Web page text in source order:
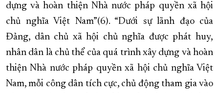
dựng và hoàn thiện Nhà nước pháp quyền xã hội
chủ nghĩa Việt Nam”(6). “Dưới sự lãnh đạo của
Đảng, dân chủ xã hội chủ nghĩa được phát huy,
nhân dân là chủ thể của quá trình xây dựng và hoàn
thiện Nhà nước pháp quyền xã hội chủ nghĩa Việt
Nam, mỗi công dân tích cực, chủ động tham gia vào